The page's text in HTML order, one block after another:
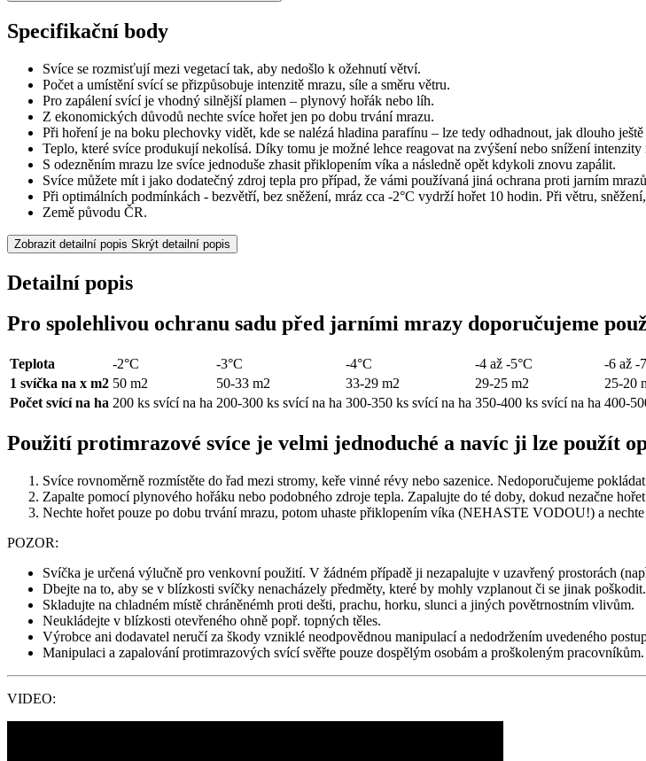
Specifikační body
Svíce se rozmisťují mezi vegetací tak, aby nedošlo k ožehnutí větví.
Počet a umístění svící se přizpůsobuje intenzitě mrazu, síle a směru větru.
Pro zapálení svící je vhodný silnější plamen – plynový hořák nebo líh.
Z ekonomických důvodů nechte svíce hořet jen po dobu trvání mrazu.
Při hoření je na boku plechovky vidět, kde se nalézá hladina parafínu – lze tedy odhadnout, jak dlouho ještě
Teplo, které svíce produkují nekolísá. Díky tomu je možné lehce reagovat na zvýšení nebo snížení
S odezněním mrazu lze svíce jednoduše zhasit přiklopením víka a následně opět kdykoli znovu zapálit.
Svíce můžete mít i jako dodatečný zdroj tepla pro případ, že vámi používaná jiná ochrana proti jarním
Při optimálních podmínkách - bezvětří, bez sněžení, mráz cca -2°C vydrží hořet 10 hodin. Při větru,
Země původu ČR.
Zobrazit detailní popis Skrýt detailní popis
Detailní popis
Pro spolehlivou ochranu sadu před jarními mrazy doporučujeme
Teplota -2°C -3°C -4°C -4 až -5°C
-6 až -
1 svíčka na x m2 50 m2 50-33 m2 33-29 m2 29-25 m2
25-20
Počet svící na ha 200 ks svící na ha 200-300 ks svící na ha 300-350 ks svící na ha 350-400 ks svící na ha 400-
Použití protimrazové svíce je velmi jednoduché a navíc ji lze použít
Svíce rovnoměrně rozmístěte do řad mezi stromy, keře vinné révy nebo sazenice. Nedoporučujeme
Zapalte pomocí plynového hořáku nebo podobného zdroje tepla. Zapalujte do té doby, dokud nezačne
Nechte hořet pouze po dobu trvání mrazu, potom uhaste přiklopením víka (NEHASTE VODOU!) a
POZOR:
Svíčka je určená výlučně pro venkovní použití. V žádném případě ji nezapalujte v uzavřený prostorách
Dbejte na to, aby se v blízkosti svíčky nenacházely předměty, které by mohly vzplanout či se jinak poškodit.
Skladujte na chladném místě chráněnémh proti dešti, prachu, horku, slunci a jiných povětrnostním vlivům.
Neukládejte v blízkosti otevřeného ohně popř. topných těles.
Výrobce ani dodavatel neručí za škody vzniklé neodpovědnou manipulací a nedodržením uvedeného
Manipulaci a zapalování protimrazových svící svěřte pouze dospělým osobám a proškoleným pracovníkům.
VIDEO: